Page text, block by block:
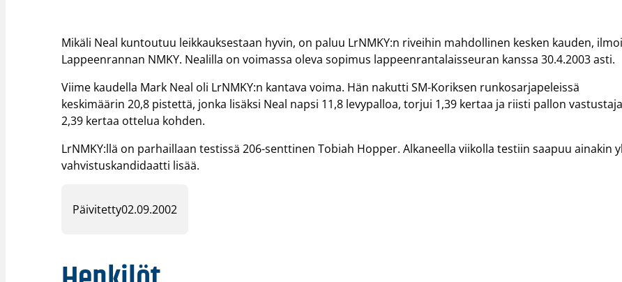
Mikäli Neal kuntoutuu leikkauksestaan hyvin, on paluu LrNMKY:n riveihin mahdollinen kesken kauden,
Lappeenrannan NMKY. Nealilla on voimassa oleva sopimus lappeenrantalaisseuran kanssa 30.4.2003 asti.
Viime kaudella Mark Neal oli LrNMKY:n kantava voima. Hän nakutti SM-Koriksen runkosarjapeleissä
keskimäärin 20,8 pistettä, jonka lisäksi Neal napsi 11,8 levypalloa, torjui 1,39 kertaa ja riisti pallon
2,39 kertaa ottelua kohden.
LrNMKY:llä on parhaillaan testissä 206-senttinen Tobiah Hopper. Alkaneella viikolla testiin saapuu ainakin
vahvistuskandidaatti lisää.
Päivitetty02.09.2002